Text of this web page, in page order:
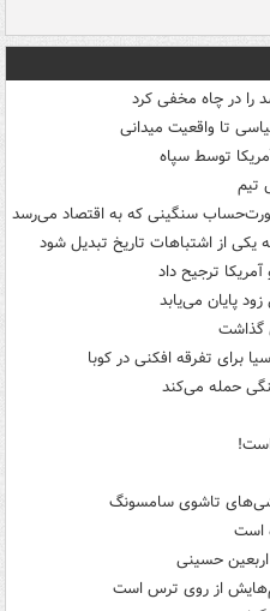
در چاه مخفی کرد
تا واقعیت میدانی
توسط سپاه
تیم
سنگینی که به اقتصاد می‌رسد
از اشتباهات تاریخ تبدیل شود
ترجیح داد
پایان می‌یابد
برای تفرقه افکنی در کوبا
تاشوی سامسونگ
است
حسینی
از روی ترس است